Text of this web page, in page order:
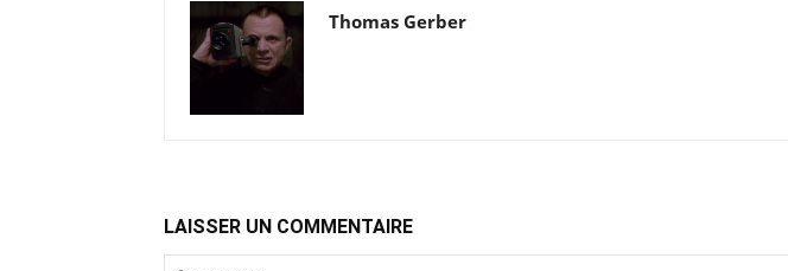
Thomas Gerber
LAISSER UN COMMENTAIRE